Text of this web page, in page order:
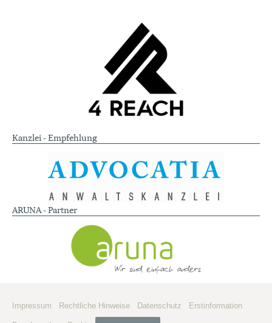
Kanzlei - Empfehlung
ARUNA - Partner
Impressum Rechtliche Hinweise Datenschutz Erstinformation